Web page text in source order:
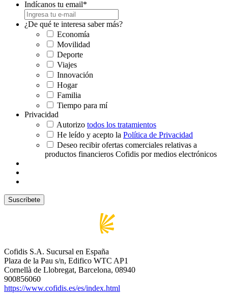
Indícanos tu email*
¿De qué te interesa saber más?
Economía
Movilidad
Deporte
Viajes
Innovación
Hogar
Familia
Tiempo para mí
Privacidad
Autorizo todos los tratamientos
He leído y acepto la Política de Privacidad
Deseo recibir ofertas comerciales relativas a
productos financieros Cofidis por medios electrónicos
Cofidis S.A. Sucursal en España
Plaza de la Pau s/n, Edifico WTC AP1
Cornellà de Llobregat, Barcelona, 08940
900856060
https://www.cofidis.es/es/index.html